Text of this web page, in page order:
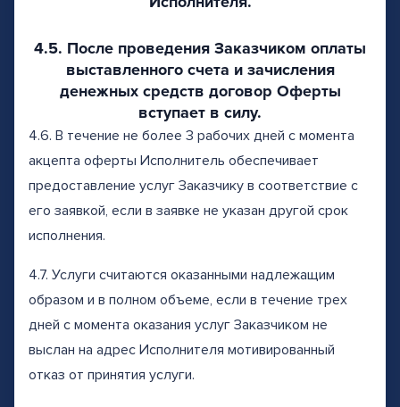
4.5. После проведения Заказчиком оплаты
выставленного счета и зачисления
денежных средств договор Оферты
вступает в силу.
4.6. В течение не более 3 рабочих дней с момента
акцепта оферты Исполнитель обеспечивает
предоставление услуг Заказчику в соответствие с
его заявкой, если в заявке не указан другой срок
исполнения.
4.7. Услуги считаются оказанными надлежащим
образом и в полном объеме, если в течение трех
дней с момента оказания услуг Заказчиком не
выслан на адрес Исполнителя мотивированный
отказ от принятия услуги.